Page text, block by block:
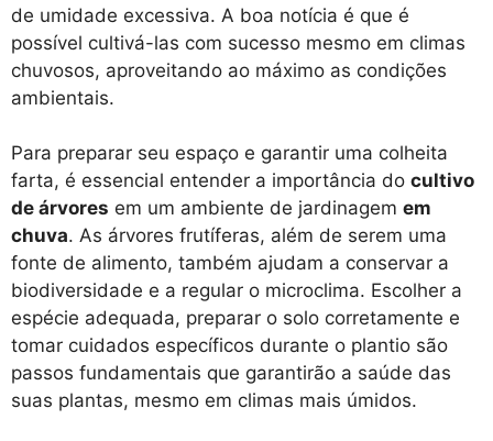
de umidade excessiva. A boa notícia é que é
possível cultivá-las com sucesso mesmo em climas
chuvosos, aproveitando ao máximo as condições
ambientais.
Para preparar seu espaço e garantir uma colheita
farta, é essencial entender a importância do cultivo
de árvores em um ambiente de jardinagem em
chuva. As árvores frutíferas, além de serem uma
fonte de alimento, também ajudam a conservar a
biodiversidade e a regular o microclima. Escolher a
espécie adequada, preparar o solo corretamente e
tomar cuidados específicos durante o plantio são
passos fundamentais que garantirão a saúde das
suas plantas, mesmo em climas mais úmidos.